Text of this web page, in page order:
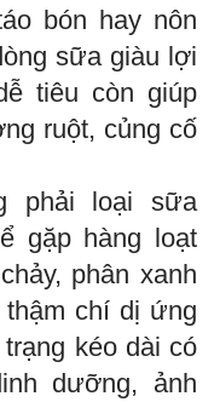
bón hay nôn
sữa giàu lợi
tiêu còn giúp
ruột, củng cố
phải loại sữa
gặp hàng loạt
phân xanh
thậm chí dị ứng
kéo dài có
dưỡng, ảnh